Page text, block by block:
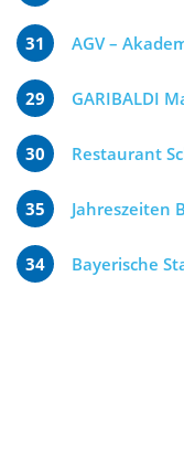
31 AGV –
29 GARIBALDI
30 Restaurant
35 Jahreszeiten
34 Bayerische